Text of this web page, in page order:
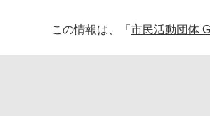
この情報は、「 市民活動団体